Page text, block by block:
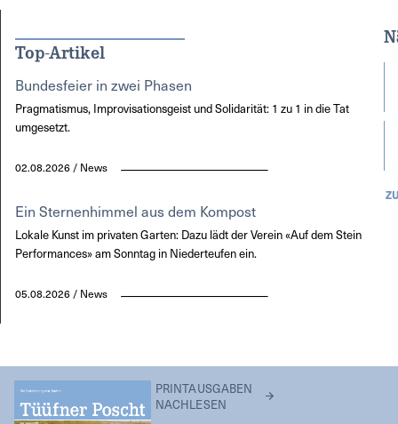
Top-Artikel
Bundesfeier in zwei Phasen
Pragmatismus, Improvisationsgeist und Solidarität: 1 zu 1 in die Tat
umgesetzt.
02.08.2026 / News
Ein Sternenhimmel aus dem Kompost
Lokale Kunst im privaten Garten: Dazu lädt der Verein «Auf dem Stein
Performances» am Sonntag in Niederteufen ein.
05.08.2026 / News
PRINTAUSGABEN
NACHLESEN